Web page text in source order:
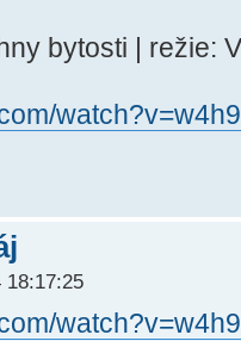
bytosti | režie:
18:17:25